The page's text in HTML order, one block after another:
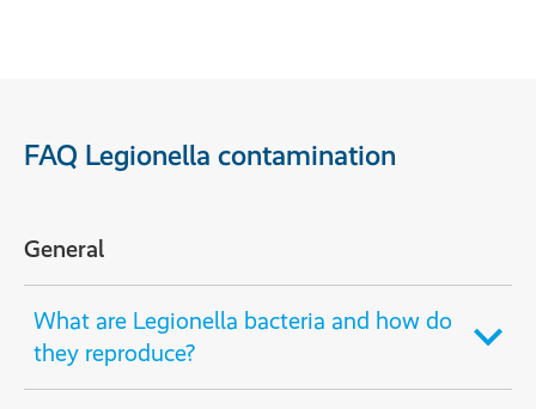
FAQ Legionella contamination
General
What are Legionella bacteria and how do
they reproduce?